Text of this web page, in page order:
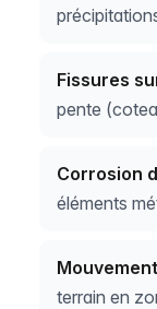
Fissures
pente
Corrosion
éléments
terrain en